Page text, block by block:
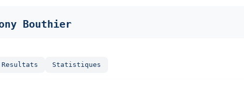
Bouthier
Resultats Statistiques